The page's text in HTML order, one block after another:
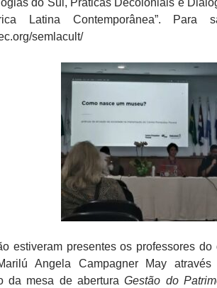
Latina Contemporânea”.
semlacult/
estiveram presentes os professores
Angela Campagner May
da mesa de aberturaGestão do